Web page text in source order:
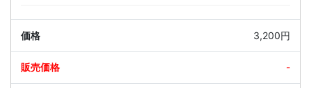
3,200円
-